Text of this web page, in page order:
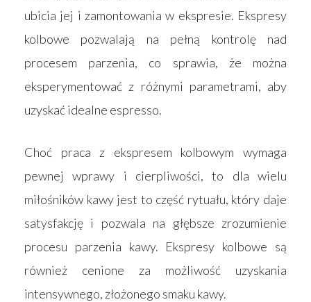
ubicia jej i zamontowania w ekspresie. Ekspresy
kolbowe pozwalają na pełną kontrolę nad
procesem parzenia, co sprawia, że można
eksperymentować z różnymi parametrami, aby
uzyskać idealne espresso.
Choć praca z ekspresem kolbowym wymaga
pewnej wprawy i cierpliwości, to dla wielu
miłośników kawy jest to część rytuału, który daje
satysfakcję i pozwala na głębsze zrozumienie
procesu parzenia kawy. Ekspresy kolbowe są
również cenione za możliwość uzyskania
intensywnego, złożonego smaku kawy.
Strona główna